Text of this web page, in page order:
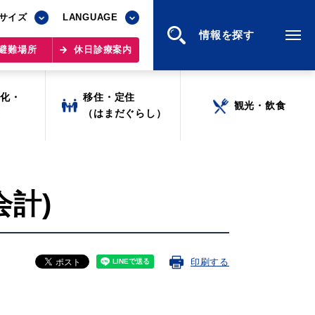
イズ LANGUAGE
難場所 休日診療案内
情報を探す
イズ LANGUAGE
難場所 休日診療案内
情報を探す
・
移住・定住
（はまだぐらし）
観光・飲食
・
移住・定住
（はまだぐらし）
観光・飲食
計)
印刷する